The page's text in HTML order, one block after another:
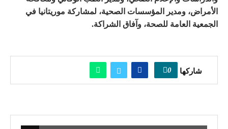
الأمراض، ومدير المؤسسات الصحية، لمشاركة موريتانيا في
الجمعية العامة للصحة، وآفاق الشراكة.
شاركها 0